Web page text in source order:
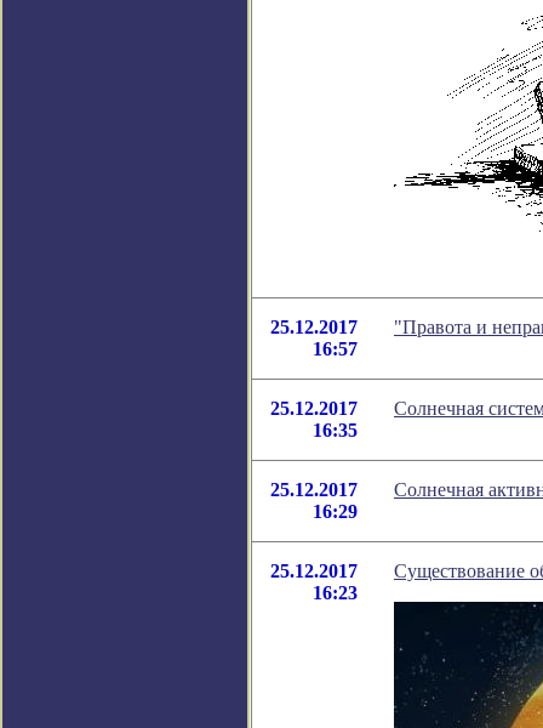
25.12.2017
16:57
"Правота и
25.12.2017
16:35
Солнечная
25.12.2017
16:29
Солнечная
25.12.2017
16:23
Существование